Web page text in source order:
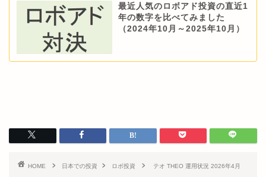
最近人気のロボアド投資の直近1
年の数字を比べてみました
（2024年10月～2025年10月）
HOME 日本での投資 ロボ投資 テオ THEO 運用状況 2026年4月